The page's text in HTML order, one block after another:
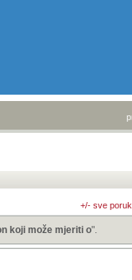
+/- sve
koji može mjeriti o".